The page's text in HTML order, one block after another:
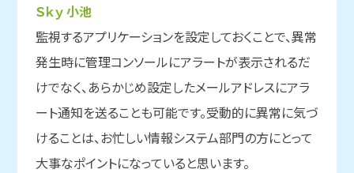
Ｓｋｙ 小池
監視するアプリケーションを設定しておくことで、異常
発生時に管理コンソールにアラートが表示されるだ
けでなく、あらかじめ設定したメールアドレスにアラ
ート通知を送ることも可能です。受動的に異常に気づ
けることは、お忙しい情報システム部門の方にとって
大事なポイントになっていると思います。